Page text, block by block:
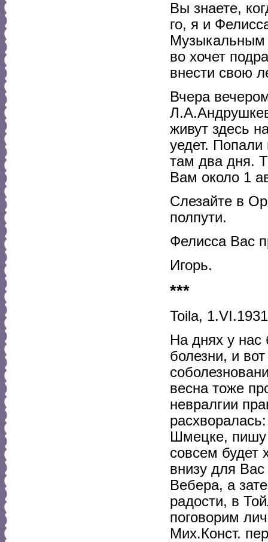
Вы знаете,
го, я и
Музыкальным
во хочет
внести свою
Вчера
живут здесь
уедет.
там два дня.
Вам около 1
Слезайте в
полпути.
Фелисса Вас
Игорь.
***
Toila, 1.VI.1931
На днях у
болезни, и
весна тоже
невралгии
Шмецке, пишу
совсем будет
внизу для
Вебера, а
радости, в
поговорим
Мих.Конст.